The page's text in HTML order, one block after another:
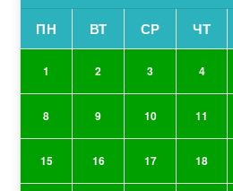
ПН ВТ СР ЧТ
1 2 3 4
8 9 10 11
15 16 17 18